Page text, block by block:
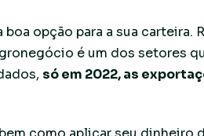
opção para a sua carteira.
é um dos setores
só em 2022, as